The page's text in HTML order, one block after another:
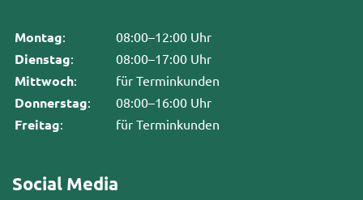
Montag: 08:00–12:00 Uhr
Dienstag: 08:00–17:00 Uhr
Mittwoch: für Terminkunden
Donnerstag: 08:00–16:00 Uhr
Freitag: für Terminkunden
Social Media